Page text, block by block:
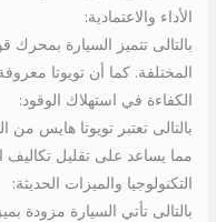
الأداء والاعتمادية:
بالتالى تتميز السيارة
المختلفة. كما أن تويوتا
الكفاءة في استهلاك الوقود:
بالتالى تعتبر تويوتا هايس من
مما يساعد على تقليل تكاليف
التكنولوجيا والميزات الحديثة:
بالتالى تأتي السيارة مزودة